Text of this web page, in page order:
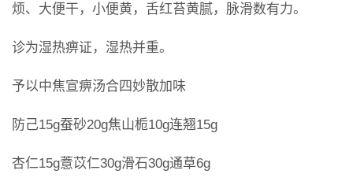
烦、大便干，小便黄，舌红苔黄腻，脉滑数有力。
诊为湿热痹证，湿热并重。
予以中焦宣痹汤合四妙散加味
防己15g蚕砂20g焦山栀10g连翘15g
杏仁15g薏苡仁30g滑石30g通草6g